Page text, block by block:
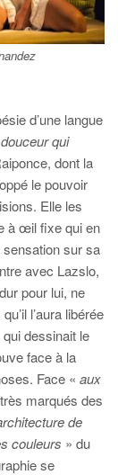
d’une langue
qui
dont la
le pouvoir
Elle les
à œil fixe qui en
sensation sur sa
avec Lazslo,
pour lui, ne
l’aura libérée
dessinait le
face à la
Face « aux
marqués des
de
couleurs » du
se